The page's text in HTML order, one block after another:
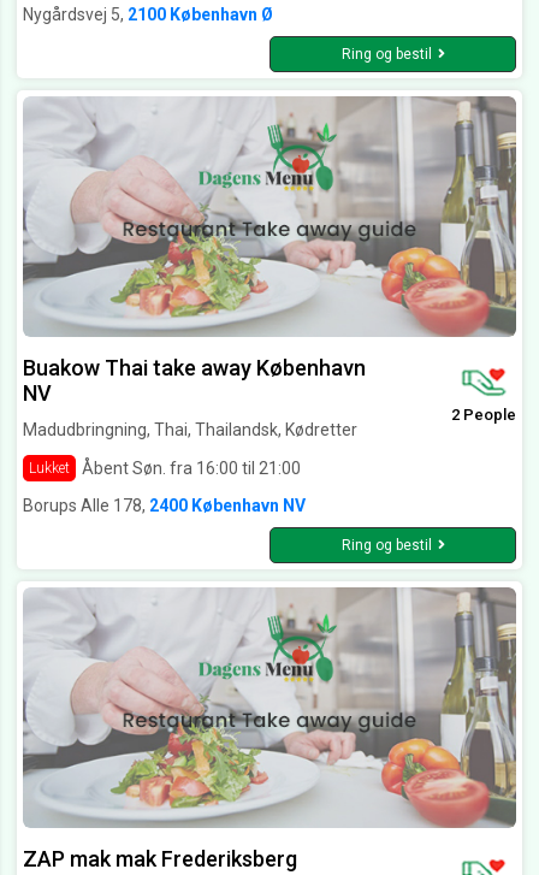
Nygårdsvej 5, 2100 København Ø
Ring og bestil
Buakow Thai take away København
NV
Madudbringning, Thai, Thailandsk, Kødretter
Lukket Åbent Søn. fra 16:00 til 21:00
2 People
Borups Alle 178, 2400 København NV
Ring og bestil
ZAP mak mak Frederiksberg